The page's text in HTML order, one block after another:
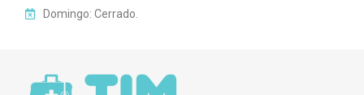
Domingo: Cerrado.